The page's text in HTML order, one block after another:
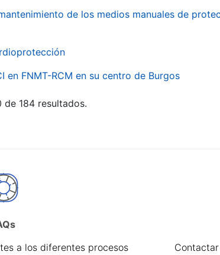
de los medios manuales de
en FNMT-RCM en su centro de Burgos
de 184 resultados.
a los diferentes procesos